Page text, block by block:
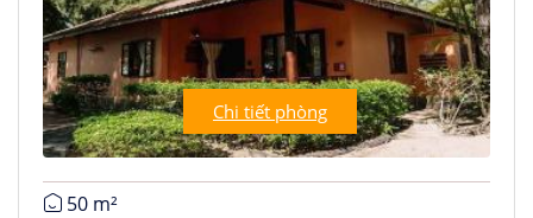
Chi tiết phòng
50 m²